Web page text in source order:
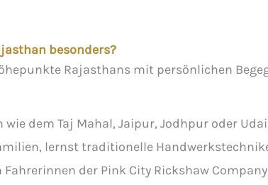
besonders?
Rajasthans mit persönlichen
dem Taj Mahal, Jaipur, Jodhpur oder
lernst traditionelle
der Pink City Rickshaw